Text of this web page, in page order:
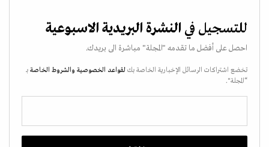
للتسجيل في النشرة البريدية الاسبوعية
احصل على أفضل ما تقدمه "المجلة" مباشرة الى بريدك.
تخضع اشتراكات الرسائل الإخبارية الخاصة بك لقواعد الخصوصية والشروط الخاصة بـ
“المجلة".